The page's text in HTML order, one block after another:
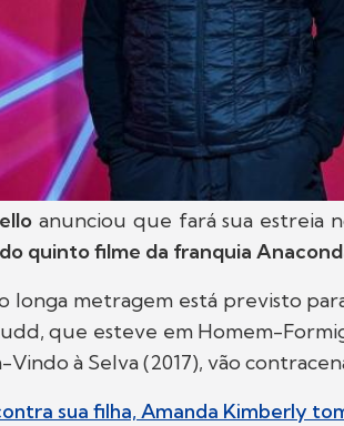
anunciou que fará sua estreia
quinto filme da franquia
longa metragem está previsto
que esteve em Homem-
Vindo à Selva (2017), vão
sua filha, Amanda Kimberly